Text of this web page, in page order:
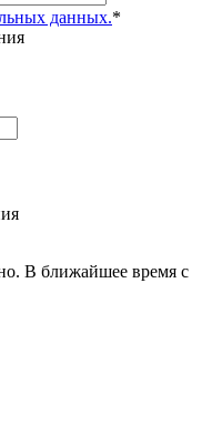
данных.*
В ближайшее время с